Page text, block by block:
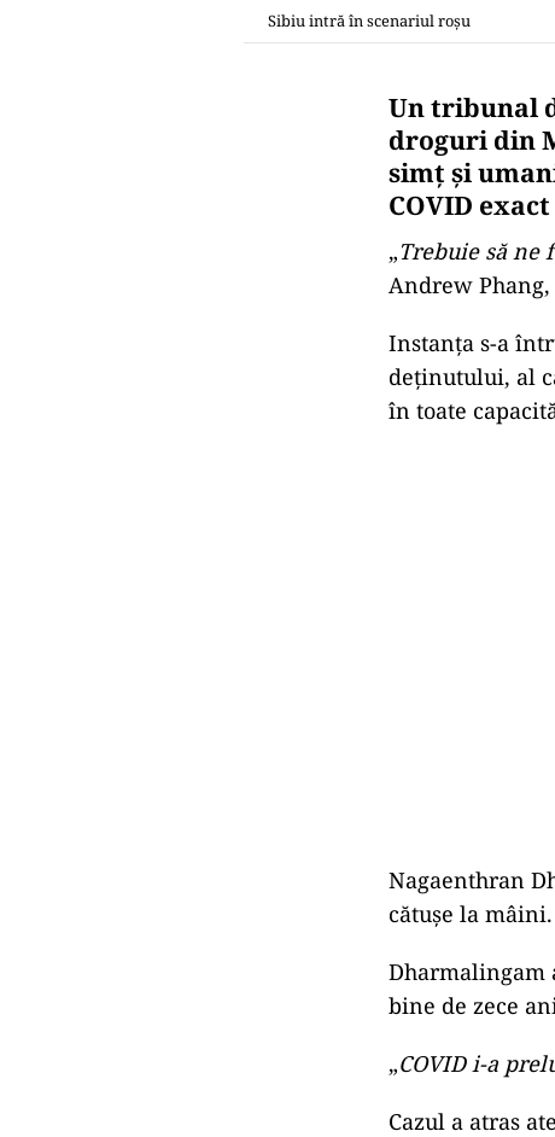
Sibiu intră în scenariul roșu
Un tribunal
droguri din
simț și
COVID
„Trebuie să ne
Andrew
Instanța s-a
deținutului, al
în toate
Nagaenthran
cătușe la mâini.
Dharmalingam
bine de zece
„COVID i-a
Cazul a atras